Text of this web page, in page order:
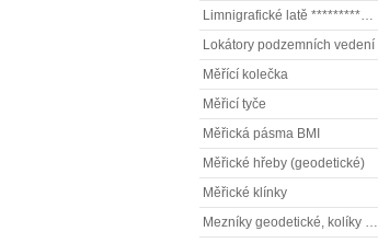
Limnigrafické latě ************( vodočetné latě)
Lokátory podzemních vedení
Měřící kolečka
Měřicí tyče
Měřická pásma BMI
Měřické hřeby (geodetické)
Měřické klínky
Mezníky geodetické, kolíky vytyčovací